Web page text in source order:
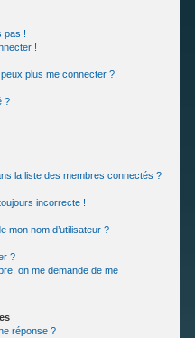
pas !
!
plus me connecter ?!
?
la liste des membres connectés ?
incorrecte !
mon nom d’utilisateur ?
?
on me demande de me
réponse ?